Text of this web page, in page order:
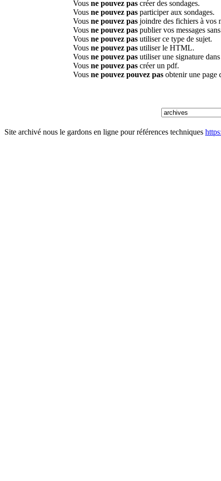
Vous ne pouvez pas créer des sondages.
Vous ne pouvez pas participer aux sondages.
Vous ne pouvez pas joindre des fichiers à vos
Vous ne pouvez pas publier vos messages
Vous ne pouvez pas utiliser ce type de sujet.
Vous ne pouvez pas utiliser le HTML.
Vous ne pouvez pas utiliser une signature
Vous ne pouvez pas créer un pdf.
Vous ne pouvez pouvez pas obtenir une page
Site archivé nous le gardons en ligne pour références techniques